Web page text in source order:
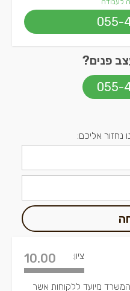
לעבודה
055-
פנים?
055-
נחזור אליכם:
ציון: 10.00
מיועד ללקוחות אשר